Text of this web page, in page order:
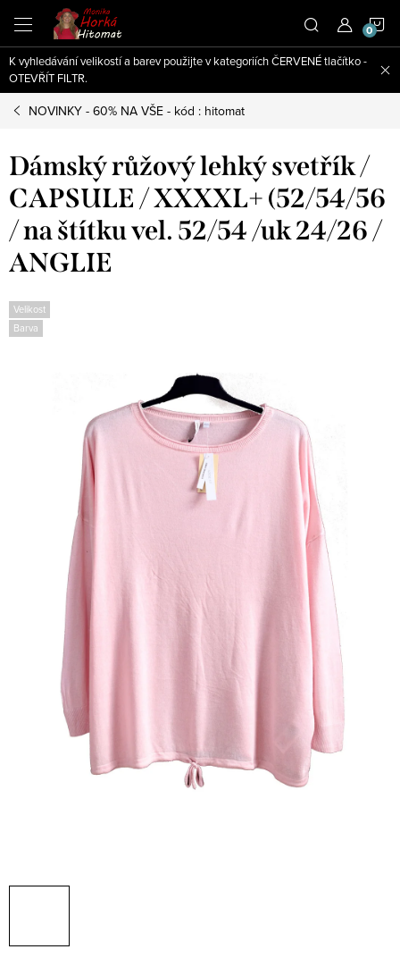
obsah
K vyhledávání velikostí a barev použijte v kategoriích ČERVENÉ tlačítko -
OTEVŘÍT FILTR.
NOVINKY - 60% NA VŠE - kód : hitomat
Dámský růžový lehký svetřík /
CAPSULE / XXXXL+ (52/54/56
/ na štítku vel. 52/54 /uk 24/26 /
ANGLIE
Velikost
Barva